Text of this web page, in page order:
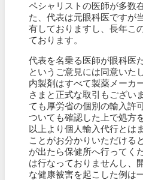
ペシャリストの医師が多数
た、代表は元眼科医ですが
有しておりますし、長年こ
ております。
代表を名乗る医師が眼科医
というご意見には同意いた
内製剤はすべて製薬メーカ
さまと正式な取引もござい
ても厚労省の個別の輸入許
ついても確認した上で処方
以上より個人輸入代行とは
ことがお分かりいただける
が出たら保健所へ行ってく
は行なっておりませんし、
な健康被害を起こした例は